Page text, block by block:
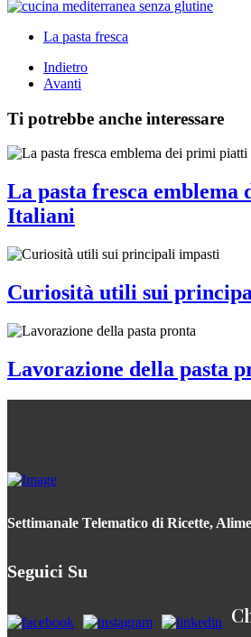
La pasta fresca
Indietro
Avanti
Ti potrebbe anche interessare
La pasta fresca
Italiani
Curiosità utili sui
Lavorazione della pasta
Settimanale Telematico di Ricette,
Seguici Su